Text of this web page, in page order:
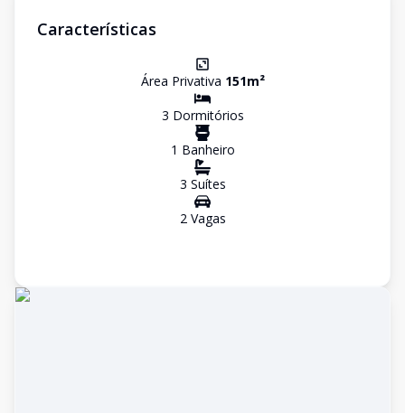
Características
Área Privativa 151m²
3 Dormitórios
1 Banheiro
3 Suítes
2Vagas